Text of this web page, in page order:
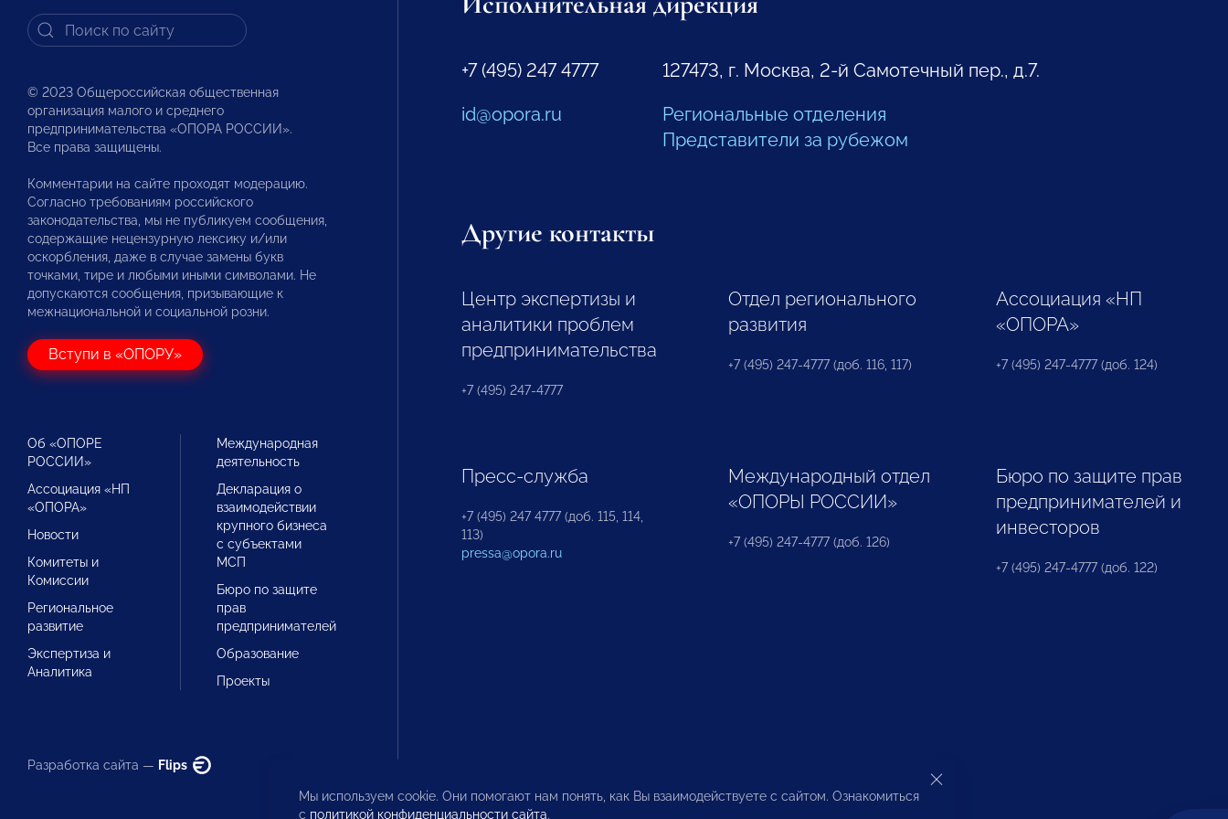
© 2023 Общероссийская общественная
организация малого и среднего
предпринимательства «ОПОРА РОССИИ».
Все права защищены.
Комментарии на сайте проходят модерацию.
Согласно требованиям российского
законодательства, мы не публикуем сообщения,
содержащие нецензурную лексику и/или
оскорбления, даже в случае замены букв
точками, тире и любыми иными символами. Не
допускаются сообщения, призывающие к
межнациональной и социальной розни.
Вступи в «ОПОРУ»
Об «ОПОРЕ
РОССИИ»
Ассоциация «НП
«ОПОРА»
Новости
Комитеты и
Комиссии
Региональное
развитие
Экспертиза и
Аналитика
Международная
деятельность
Декларация о
взаимодействии
крупного бизнеса
с субъектами
МСП
Бюро по защите
прав
предпринимателей
Образование
Проекты
Разработка сайта — Flips
+7 (495) 247 4777
id@opora.ru
127473, г. Москва, 2-й Самотечный пер., д.7.
Региональные отделения
Представители за рубежом
Другие контакты
Центр экспертизы и
аналитики проблем
предпринимательства
+7 (495) 247-4777
Отдел регионального
развития
+7 (495) 247-4777 (доб. 116, 117)
Ассоциация «НП
«ОПОРА»
+7 (495) 247-4777 (доб. 124)
Пресс-служба
+7 (495) 247 4777 (доб. 115, 114,
113)
pressa@opora.ru
Международный отдел
«ОПОРЫ РОССИИ»
+7 (495) 247-4777 (доб. 126)
Бюро по защите прав
предпринимателей и
инвесторов
+7 (495) 247-4777 (доб. 122)
Мы используем cookie. Они помогают нам понять, как Вы взаимодействуете с сайтом. Ознакомиться
с политикой конфиденциальности сайта.